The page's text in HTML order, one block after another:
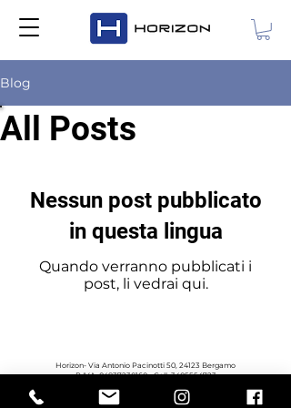
Blog
All Posts
Nessun post pubblicato
in questa lingua
Quando verranno pubblicati i
post, li vedrai qui.
Horizon- Via Antonio Pacinotti 50, 24123 Bergamo
P.IVA:04837230160- Cell.3405554723
Do Not Sell My Personal Information